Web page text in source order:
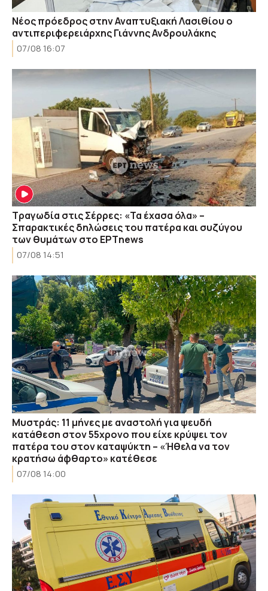
Νέος πρόεδρος στην Αναπτυξιακή Λασιθίου ο
αντιπεριφερειάρχης Γιάννης Ανδρουλάκης
07/08 16:07
Τραγωδία στις Σέρρες: «Τα έχασα όλα» –
Σπαρακτικές δηλώσεις του πατέρα και συζύγου
των θυμάτων στο ΕΡΤnews
07/08 14:51
Μυστράς: 11 μήνες με αναστολή για ψευδή
κατάθεση στον 55χρονο που είχε κρύψει τον
πατέρα του στον καταψύκτη – «Ήθελα να τον
κρατήσω άφθαρτο» κατέθεσε
07/08 14:00